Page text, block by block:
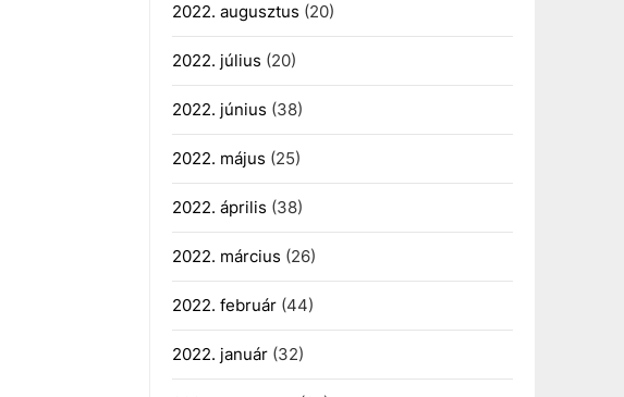
2022. augusztus (20)
2022. július (20)
2022. június (38)
2022. május (25)
2022. április (38)
2022. március (26)
2022. február(44)
2022. január(32)